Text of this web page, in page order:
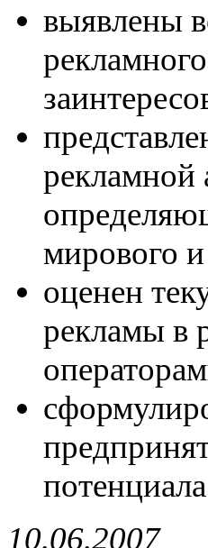
выявлены
рекламной
мирового
оценен
рекламы в
10.06.2007